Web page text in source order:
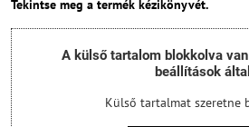
Tekintse meg a termék kézikönyvét.
A külső tartalom blokkolva
beállítások által
Külső tartalmat szeretne